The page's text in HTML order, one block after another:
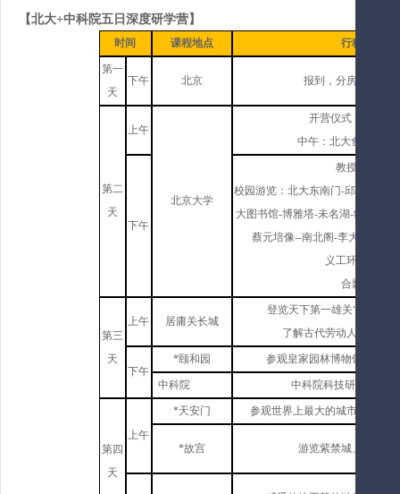
【北大+中科院五日深度研学营】
时间 课程地点 行程概览
第一
天
下午 北京 报到，分房，
第二
天
上午
北京大学
开营仪式，研学誓
中午：北大食堂就餐
下午
教授课程；
校园游览： 北大东南门-邱德拔体
大图书馆-博雅塔-未名湖-红楼（“德
蔡元培像--南北阁-李大钊像-贝
义工环保活动；
合影留念
第三
天
上午 居庸关长城
登览天下第一雄关“万里长
了解古代劳动人民建造
下午
*颐和园 参观皇家园林博物馆，了解
中科院 中科院科技研究实验
第四
天
上午
*天安门 参观世界上最大的城市中心广
*故宫 游览紫禁城、探秘文